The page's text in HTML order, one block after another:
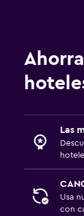
Las
Usa
con